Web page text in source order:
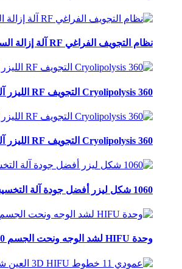
نظام التجويف الفراغي RF آلة إزالة السيلوليت لتخفيف الوزن آلة صالون التجميل LS10
360 Cryolipolysis التجويف RF الليزر آلة التخسيس HS30
360 Cryolipolysis التجويف RF الليزر آلة التخسيس HS1000A
1060 شكل ليزر أفضل جودة آلة التخسيس 1060nm لخفض الدهون LS8
وحدة HIFU لشد الوجه ونحت الجسم CS20 +